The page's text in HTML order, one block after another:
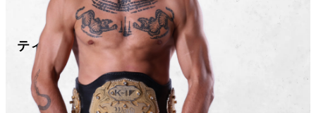
ティアン・ターザン